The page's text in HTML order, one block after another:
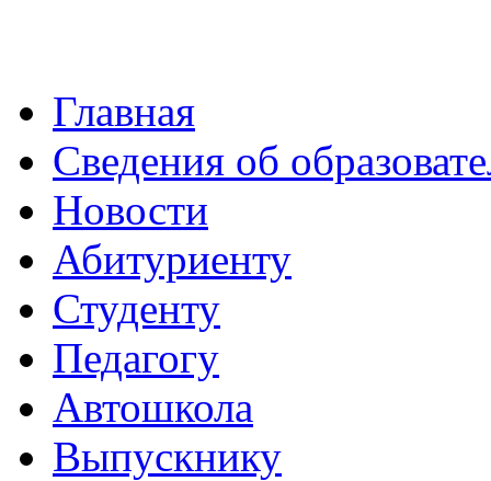
Главная
Сведения об
Новости
Абитуриенту
Студенту
Педагогу
Автошкола
Выпускнику